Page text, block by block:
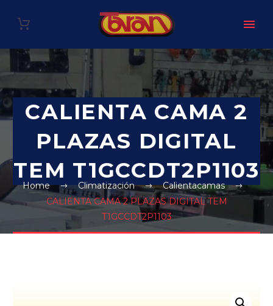
CALIENTA CAMA 2
PLAZAS DIGITAL
TEM T1GCCDT2P1103
Home Climatización
Calientacamas
CALIENTA CAMA 2 PLAZAS DIGITAL TEM
T1GCCDT2P1103